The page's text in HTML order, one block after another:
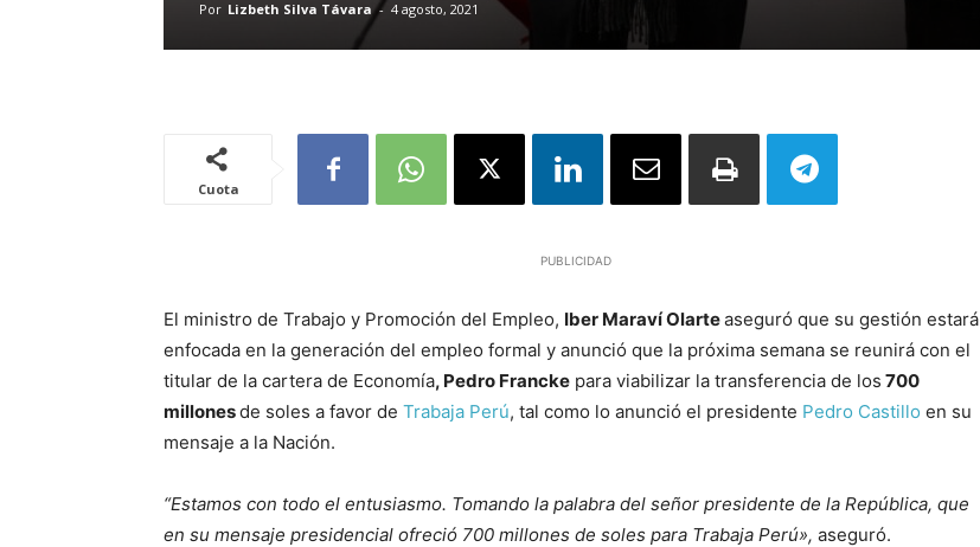
Por Lizbeth Silva Távara - 4 agosto, 2021
Cuota
PUBLICIDAD
El ministro de Trabajo y Promoción del Empleo, Iber Maraví Olarteaseguró que su gestión estará
enfocada en la generación del empleo formal y anunció que la próxima semana se reunirá con el
titular de la cartera de Economía, Pedro Francke para viabilizar la transferencia de los 700
millonesde soles a favor de Trabaja Perú, tal como lo anunció el presidente Pedro Castillo en su
mensaje a la Nación.
“Estamos con todo el entusiasmo. Tomando la palabra del señor presidente de la República, que
en su mensaje presidencial ofreció 700 millones de soles para Trabaja Perú», aseguró.